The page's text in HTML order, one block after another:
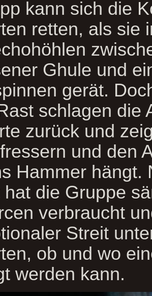
kann sich die
retten, als sie
Ghule und
gerät.
schlagen die
zurück und
und den
Hammer hängt.
hat die Gruppe
verbraucht
Streit
ob und wo
werden kann.